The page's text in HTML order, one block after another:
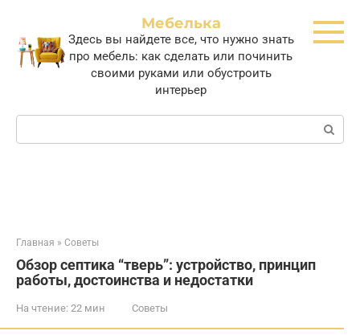
контенту
Мебелька
Здесь вы найдете все, что нужно знать
про мебель: как сделать или починить
своими руками или обустроить
интерьер
Поиск:
Главная » Советы
Обзор септика “тверь”: устройство, принцип
работы, достоинства и недостатки
На чтение: 22 мин Советы